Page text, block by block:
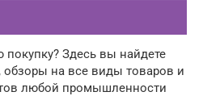
Здесь вы найдете
обзоры на все виды товаров и
любой промышленности